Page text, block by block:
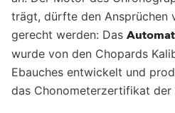
trägt, dürfte den Ansprüchen
gerecht werden: Das
wurde von den Chopards
Ebauches entwickelt und
das Chonometerzertifikat der